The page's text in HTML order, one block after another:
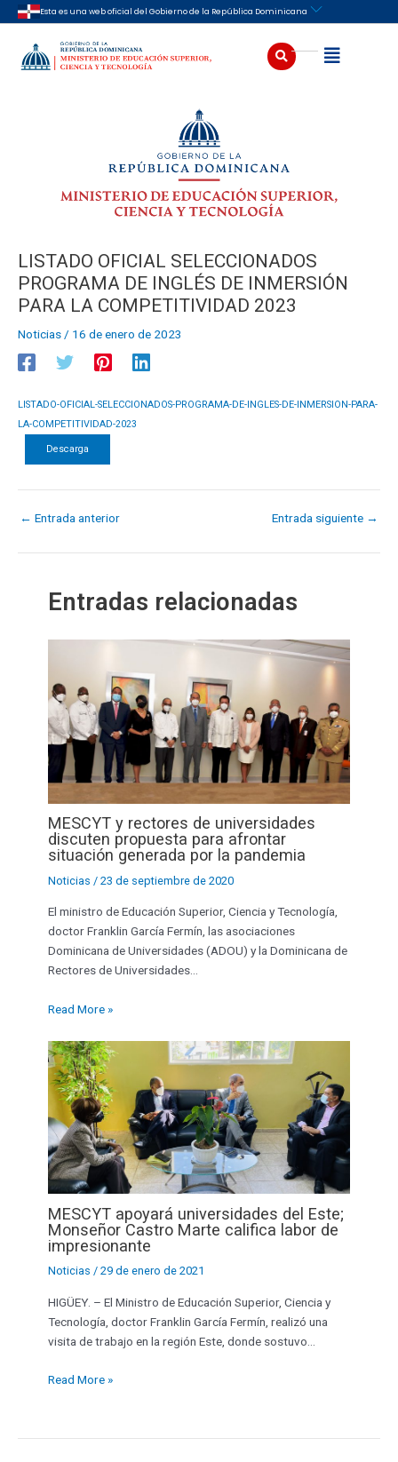
al
contenido
Esta es una web oficial del Gobierno de la República Dominicana
Buscar Abrir
LISTADO OFICIAL SELECCIONADOS
PROGRAMA DE INGLÉS DE INMERSIÓN
PARA LA COMPETITIVIDAD 2023
Noticias / 16 de enero de 2023
LISTADO-OFICIAL-SELECCIONADOS-PROGRAMA-DE-INGLES-DE-INMERSION-PARA-
LA-COMPETITIVIDAD-2023
Descarga
Navegación
de
entradas
← Entrada anterior Entrada siguiente →
Entradas relacionadas
MESCYT y rectores de universidades
discuten propuesta para afrontar
situación generada por la pandemia
Noticias /23 de septiembre de 2020
El ministro de Educación Superior, Ciencia y Tecnología,
doctor Franklin García Fermín, las asociaciones
Dominicana de Universidades (ADOU) y la Dominicana de
Rectores de Universidades…
Read More »
MESCYT apoyará universidades del Este;
Monseñor Castro Marte califica labor de
impresionante
Noticias /29 de enero de 2021
HIGÜEY. – El Ministro de Educación Superior, Ciencia y
Tecnología, doctor Franklin García Fermín, realizó una
visita de trabajo en la región Este, donde sostuvo…
Read More »